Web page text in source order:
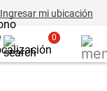
Ingresar mi ubicación
0